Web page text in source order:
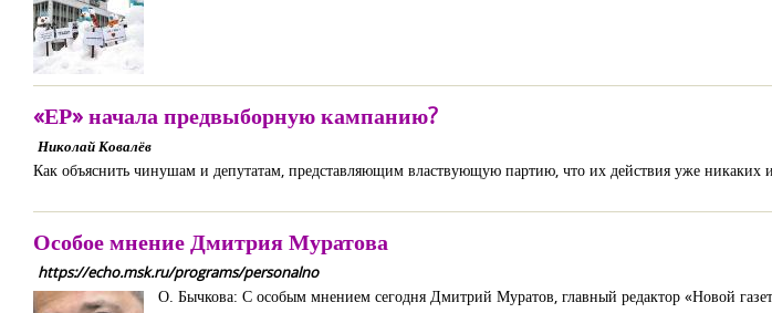
«ЕР» начала предвыборную кампанию?
Николай Ковалёв
Как объяснить чинушам и депутатам, представляющим властвующую партию, что их действия уже никаких
Особое мнение Дмитрия Муратова
https://echo.msk.ru/programs/personalno
О. Бычкова: С особым мнением сегодня Дмитрий Муратов, главный редактор «Новой